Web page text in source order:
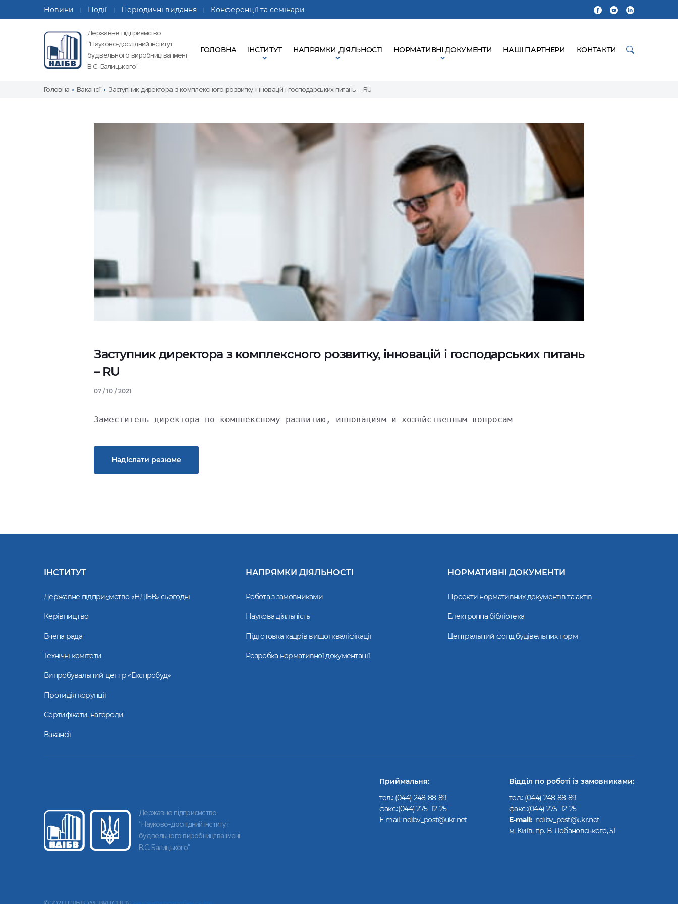
Новини Події Періодичні видання Конференції та семінари
Державне підприємство
“Науково-дослідний інститут
будівельного виробництва імені
В.С. Балицького"
ГОЛОВНА ІНСТИТУТ НАПРЯМКИ ДІЯЛЬНОСТІ НОРМАТИВНІ ДОКУМЕНТИ НАШІ ПАРТНЕРИ КОНТАКТИ
Головна Вакансії Заступник директора з комплексного розвитку, інновацій і господарських питань – RU
Заступник директора з комплексного розвитку, інновацій і господарських питань
– RU
07 / 10 / 2021
Заместитель директора по комплексному развитию, инновациям и хозяйственным вопросам
Надіслати резюме
ІНСТИТУТ
Державне підприємство «НДІБВ» сьогодні
Керівництво
Вчена рада
Технічні комітети
Випробувальний центр «Експробуд»
Протидія корупції
Сертифікати, нагороди
Вакансії
НАПРЯМКИ ДІЯЛЬНОСТІ
Робота з замовниками
Наукова діяльність
Підготовка кадрів вищої кваліфікації
Розробка нормативної документації
НОРМАТИВНІ ДОКУМЕНТИ
Проекти нормативних документів та актів
Електронна бібліотека
Центральний фонд будівельних норм
Державне підприємство
“Науково-дослідний інститут
будівельного виробництва імені
В.С. Балицького"
Приймальня:
тел.: (044) 248-88-89
факс.:(044) 275- 12-25
Е-mail: ndibv_post@ukr.net
Відділ по роботі із замовниками:
тел.: (044) 248-88-89
факс.:(044) 275- 12-25
Е-mail: ndibv_post@ukr.net
м. Київ, пр. В. Лобановського, 51